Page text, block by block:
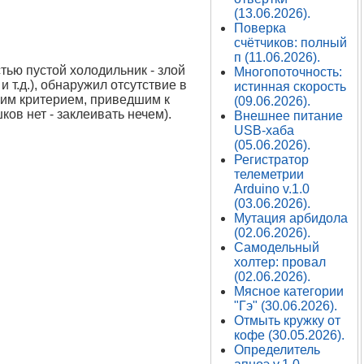
пустой холодильник - злой
т.д.), обнаружил отсутствие в
критерием, приведшим к
нет - заклеивать нечем).
(13.06.2026).
Поверка
счётчиков: полный
п (11.06.2026).
Многопоточность:
истинная скорость
(09.06.2026).
Внешнее питание
USB-хаба
(05.06.2026).
Регистратор
телеметрии
Arduino v.1.0
(03.06.2026).
Мутация арбидола
(02.06.2026).
Самодельный
холтер: провал
(02.06.2026).
Мясное категории
"Гэ" (30.06.2026).
Отмыть кружку от
кофе (30.05.2026).
Определитель